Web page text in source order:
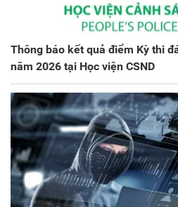
Thông báo kết quả điểm Kỳ thi
năm 2026 tại Học viện CSND